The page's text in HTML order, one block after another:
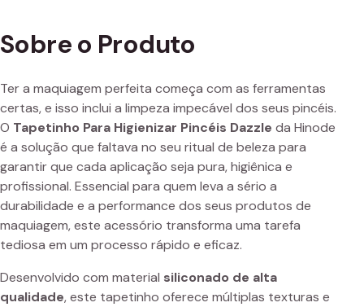
Sobre o Produto
Ter a maquiagem perfeita começa com as ferramentas
certas, e isso inclui a limpeza impecável dos seus pincéis.
O Tapetinho Para Higienizar Pincéis Dazzle da Hinode
é a solução que faltava no seu ritual de beleza para
garantir que cada aplicação seja pura, higiênica e
profissional. Essencial para quem leva a sério a
durabilidade e a performance dos seus produtos de
maquiagem, este acessório transforma uma tarefa
tediosa em um processo rápido e eficaz.
Desenvolvido com material siliconado de alta
qualidade, este tapetinho oferece múltiplas texturas e